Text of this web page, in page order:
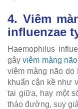
4. Viêm
influenzae
Haemophilus
gâyviêm màng
viêm màng não
khuẩn cận kề như
tai giữa, hay một
tháo đường, suy